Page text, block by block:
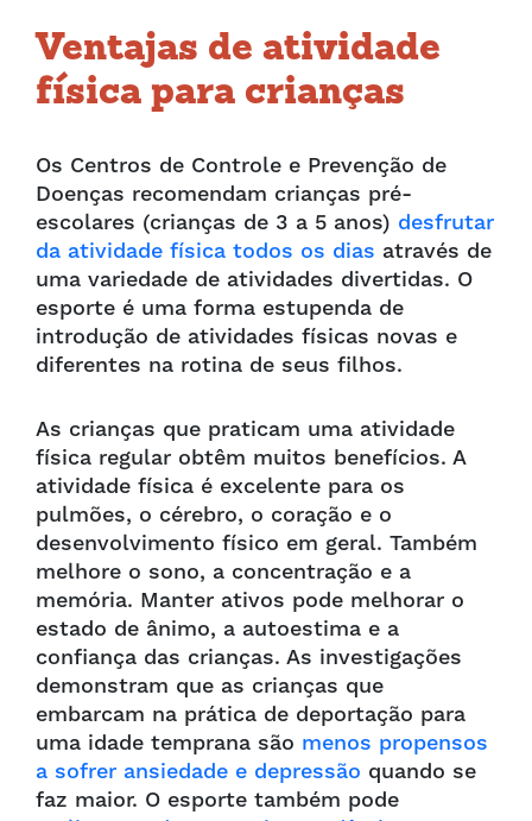
Ventajas de atividade
física para crianças
Os Centros de Controle e Prevenção de
Doenças recomendam crianças pré-
escolares (crianças de 3 a 5 anos) desfrutar
da atividade física todos os dias através de
uma variedade de atividades divertidas. O
esporte é uma forma estupenda de
introdução de atividades físicas novas e
diferentes na rotina de seus filhos.
As crianças que praticam uma atividade
física regular obtêm muitos benefícios. A
atividade física é excelente para os
pulmões, o cérebro, o coração e o
desenvolvimento físico em geral. Também
melhore o sono, a concentração e a
memória. Manter ativos pode melhorar o
estado de ânimo, a autoestima e a
confiança das crianças. As investigações
demonstram que as crianças que
embarcam na prática de deportação para
uma idade temprana são menos propensos
a sofrer ansiedade e depressão quando se
faz maior. O esporte também pode